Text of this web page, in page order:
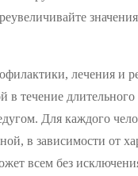
лечения и
в течение
Для каждого
в зависимости от
всем без